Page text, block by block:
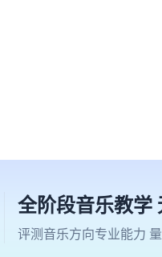
全阶段音乐教学
评测音乐方向专业能力